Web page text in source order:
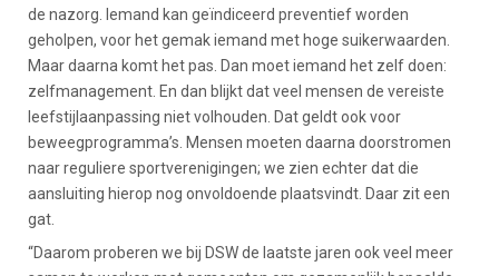
de nazorg. Iemand kan geïndiceerd preventief worden
geholpen, voor het gemak iemand met hoge suikerwaarden.
Maar daarna komt het pas. Dan moet iemand het zelf doen:
zelfmanagement. En dan blijkt dat veel mensen de vereiste
leefstijlaanpassing niet volhouden. Dat geldt ook voor
beweegprogramma’s. Mensen moeten daarna doorstromen
naar reguliere sportverenigingen; we zien echter dat die
aansluiting hierop nog onvoldoende plaatsvindt. Daar zit een
gat.
“Daarom proberen we bij DSW de laatste jaren ook veel meer